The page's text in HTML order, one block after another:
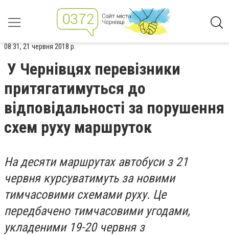
08:31, 21 червня 2018 р.
У Чернівцях перевізники
притягатимуться до
відповідальності за порушення
схем руху маршруток
На десяти маршрутах автобуси з 21
червня курсуватимуть за новими
тимчасовими схемами руху. Це
передбачено тимчасовими угодами,
укладеними 19-20 червня з